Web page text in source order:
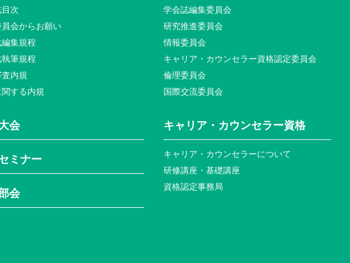
次
会からお願い
集規程
筆規程
内規
する内規
会
ミナー
会
学会誌編集委員会
研究推進委員会
情報委員会
キャリア・カウンセラー資格認定委員会
倫理委員会
国際交流委員会
キャリア・カウンセラー資格
キャリア・カウンセラーについて
研修講座・基礎講座
資格認定事務局